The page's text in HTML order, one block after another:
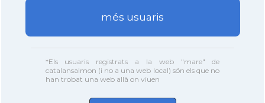
més usuaris
*Els usuaris registrats a la web "mare" de
catalansalmon (i no a una web local) són els que no
han trobat una web allà on viuen